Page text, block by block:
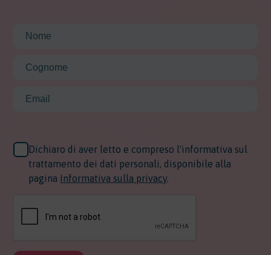
Dichiaro di aver letto e compreso l'informativa sul
trattamento dei dati personali, disponibile alla
pagina Informativa sulla privacy.